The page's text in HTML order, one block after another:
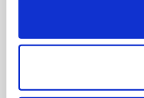
HONRUBIA
HUELVA 1